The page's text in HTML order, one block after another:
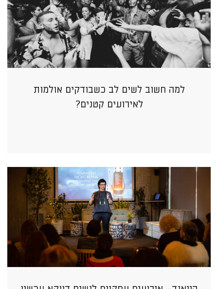
למה חשוב לשים לב כשבודקים אולמות
לאירועים קטנים?